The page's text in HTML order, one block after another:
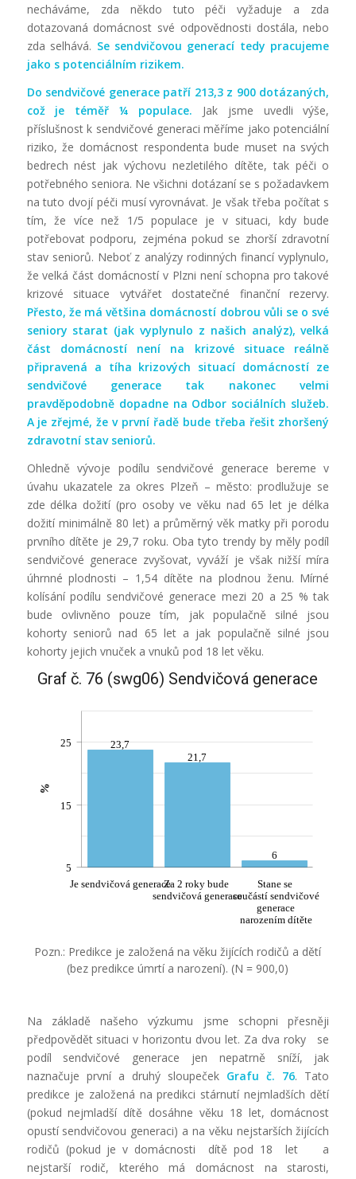
necháváme, zda někdo tuto péči vyžaduje a zda
dotazovaná domácnost své odpovědnosti dostála, nebo
zda selhává. Se sendvičovou generací tedy pracujeme
jako s potenciálním rizikem.
Do sendvičové generace patří 213,3 z 900 dotázaných,
což je téměř ¼ populace. Jak jsme uvedli výše,
příslušnost k sendvičové generaci měříme jako potenciální
riziko, že domácnost respondenta bude muset na svých
bedrech nést jak výchovu nezletilého dítěte, tak péči o
potřebného seniora. Ne všichni dotázaní se s požadavkem
na tuto dvojí péči musí vyrovnávat. Je však třeba počítat s
tím, že více než 1/5 populace je v situaci, kdy bude
potřebovat podporu, zejména pokud se zhorší zdravotní
stav seniorů. Neboť z analýzy rodinných financí vyplynulo,
že velká část domácností v Plzni není schopna pro takové
krizové situace vytvářet dostatečné finanční rezervy.
Přesto, že má většina domácností dobrou vůli se o své
seniory starat (jak vyplynulo z našich analýz), velká
část domácností není na krizové situace reálně
připravená a tíha krizových situací domácností ze
sendvičové generace tak nakonec velmi
pravděpodobně dopadne na Odbor sociálních služeb.
A je zřejmé, že v první řadě bude třeba řešit zhoršený
zdravotní stav seniorů.
Ohledně vývoje podílu sendvičové generace bereme v
úvahu ukazatele za okres Plzeň – město: prodlužuje se
zde délka dožití (pro osoby ve věku nad 65 let je délka
dožití minimálně 80 let) a průměrný věk matky při porodu
prvního dítěte je 29,7 roku. Oba tyto trendy by měly podíl
sendvičové generace zvyšovat, vyváží je však nižší míra
úhrnné plodnosti – 1,54 dítěte na plodnou ženu. Mírné
kolísání podílu sendvičové generace mezi 20 a 25 % tak
bude ovlivněno pouze tím, jak populačně silné jsou
kohorty seniorů nad 65 let a jak populačně silné jsou
kohorty jejich vnuček a vnuků pod 18 let věku.
Graf č. 76 (swg06) Sendvičová generace
23,7
21,7
6
Je sendvičová generaceZa 2 roky bude
sendvičová generace
Stane se
součástí sendvičové
generace
narozením dítěte
5
15
25
%
Pozn.: Predikce je založená na věku žijících rodičů a dětí
(bez predikce úmrtí a narození). (N = 900,0)
Na základě našeho výzkumu jsme schopni přesněji
předpovědět situaci v horizontu dvou let. Za dva roky se
podíl sendvičové generace jen nepatrně sníží, jak
naznačuje první a druhý sloupeček Grafu č. 76. Tato
predikce je založená na predikci stárnutí nejmladších dětí
(pokud nejmladší dítě dosáhne věku 18 let, domácnost
opustí sendvičovou generaci) a na věku nejstarších žijících
rodičů (pokud je v domácnosti dítě pod 18 let a
nejstarší rodič, kterého má domácnost na starosti,